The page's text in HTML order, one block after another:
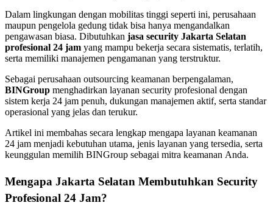
Dalam lingkungan dengan mobilitas tinggi seperti ini, perusahaan
maupun pengelola gedung tidak bisa hanya mengandalkan
pengawasan biasa. Dibutuhkan jasa security Jakarta Selatan
profesional 24 jam yang mampu bekerja secara sistematis, terlatih,
serta memiliki manajemen pengamanan yang terstruktur.
Sebagai perusahaan outsourcing keamanan berpengalaman,
BINGroup menghadirkan layanan security profesional dengan
sistem kerja 24 jam penuh, dukungan manajemen aktif, serta standar
operasional yang jelas dan terukur.
Artikel ini membahas secara lengkap mengapa layanan keamanan
24 jam menjadi kebutuhan utama, jenis layanan yang tersedia, serta
keunggulan memilih BINGroup sebagai mitra keamanan Anda.
Mengapa Jakarta Selatan Membutuhkan Security
Profesional 24 Jam?